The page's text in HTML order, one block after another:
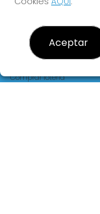
LOTERIA LA FLORIDA
Comprar lotería
Aceptar